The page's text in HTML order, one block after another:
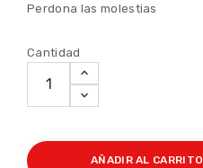
Perdona las molestias
Cantidad
AÑADIR AL CARRITO